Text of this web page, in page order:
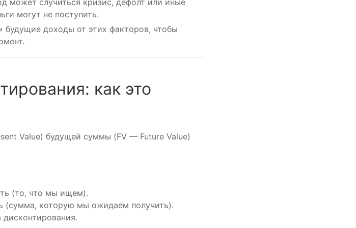
могут не поступить.
будущие доходы от этих факторов, чтобы
как это
Value) будущей суммы (FV — Future Value)
(то, что мы ищем).
(сумма, которую мы ожидаем получить).